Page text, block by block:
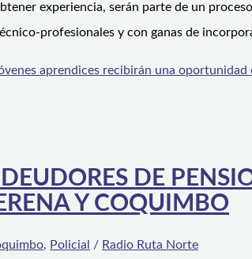
experiencia, serán parte de un
profesionales y con ganas de
aprendices recibirán una
DE
Y COQUIMBO
, Policial / Radio Ruta Norte